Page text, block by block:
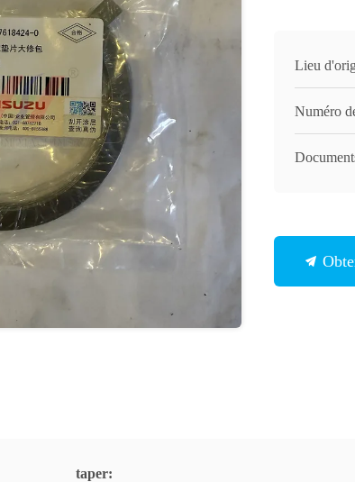
Lieu
Numéro
taper: